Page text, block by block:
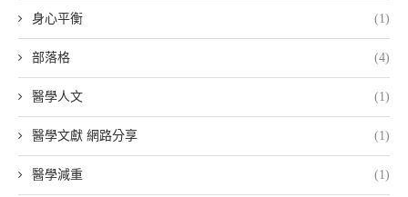
身心平衡 (1)
部落格 (4)
醫學人文 (1)
醫學文獻 網路分享 (1)
醫學減重 (1)